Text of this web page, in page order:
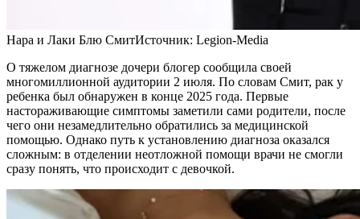
Нара и Лаки Блю СмитИсточник: Legion-Media
О тяжелом диагнозе дочери блогер сообщила своей
многомиллионной аудитории 2 июля. По словам Смит, рак у
ребенка был обнаружен в конце 2025 года. Первые
настораживающие симптомы заметили сами родители, после
чего они незамедлительно обратились за медицинской
помощью. Однако путь к установлению диагноза оказался
сложным: в отделении неотложной помощи врачи не смогли
сразу понять, что происходит с девочкой.